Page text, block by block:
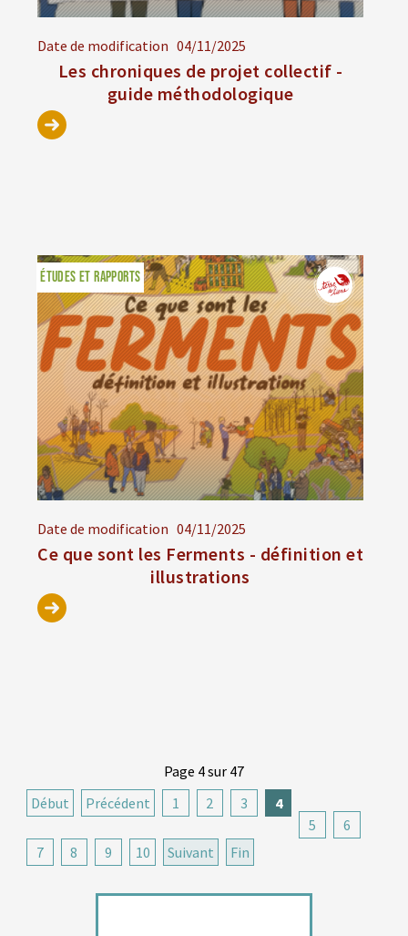
Date de modification 04/11/2025
Les chroniques de projet collectif -
guide méthodologique
Date de modification 04/11/2025
Ce que sont les Ferments - définition et
illustrations
ÉTUDES ET RAPPORTS
Page 4 sur 47
Début
Précédent 1 2 3
4
5
6
7
8 9 10 Suivant Fin